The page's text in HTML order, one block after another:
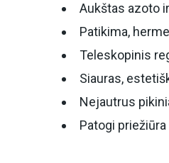
Aukštas azoto
Patikima,
Teleskopinis
Siauras,
Nejautrus
Patogi